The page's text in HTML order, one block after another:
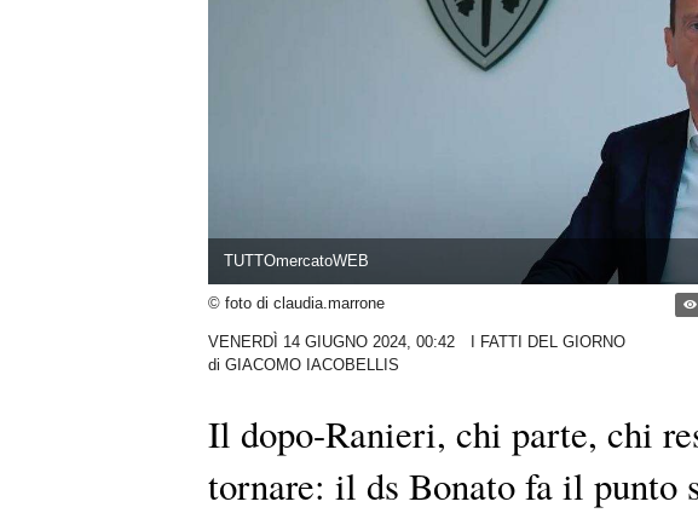
TUTTOmercatoWEB
© foto di claudia.marrone
VENERDÌ 14 GIUGNO 2024, 00:42
I FATTI DEL GIORNO
di GIACOMO IACOBELLIS
Il dopo-Ranieri, chi parte, chi
tornare: il ds Bonato fa il punto